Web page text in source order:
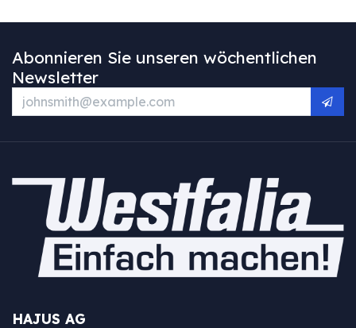
Abonnieren Sie unseren wöchentlichen
Newsletter
HAJUS AG